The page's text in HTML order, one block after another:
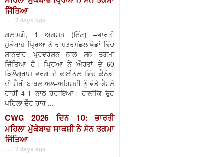
ਜਿੱਤਿਆ
. . . 7 days ago
ਗਲਾਸਗੋ, 1 ਅਗਸਤ (ਇੰਟ) –ਭਾਰਤੀ
ਮੁੱਕੇਬਾਜ਼ ਪ੍ਰਿਆ ਨੇ ਰਾਸ਼ਟਰਮੰਡਲ ਖੇਡਾਂ ਵਿੱਚ
ਸ਼ਾਨਦਾਰ ਪ੍ਰਦਰਸ਼ਨ ਨਾਲ ਸੋਨ ਤਗਮਾ
ਜਿੱਤਿਆ ਹੈ। ਪ੍ਰਿਆ ਨੇ ਔਰਤਾਂ ਦੇ 60
ਕਿਲੋਗ੍ਰਾਮ ਵਰਗ ਦੇ ਫਾਈਨਲ ਵਿੱਚ ਕੈਨੇਡਾ
ਦੀ ਮੈਰੀ ਬਾਥਲ ਅਲ-ਅਹਿਮਦੀ ਨੂੰ ਵੰਡੇ ਫੈਸਲੇ
ਰਾਹੀਂ 4-1 ਨਾਲ ਹਰਾਇਆ। ਹਾਲਾਂਕਿ ਉਹ
ਪਹਿਲਾ ਦੌਰ ਹਾਰ ...
CWG 2026 ਦਿਨ 10: ਭਾਰਤੀ
ਮਹਿਲਾ ਮੁੱਕੇਬਾਜ਼ ਸਾਕਸ਼ੀ ਨੇ ਸੋਨ ਤਗਮਾ
ਜਿੱਤਿਆ
. . . 7 days ago